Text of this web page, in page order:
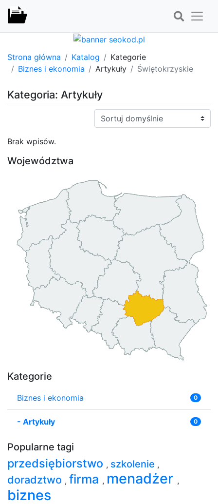
Strona główna Katalog
Kategorie
Biznes i ekonomia
Artykuły Świętokrzyskie
Kategoria: Artykuły
Sortuj:
Brak wpisów.
Województwa
Kategorie
Biznes i ekonomia 0
- Artykuły 0
Popularne tagi
przedsiębiorstwo , szkolenie ,
doradztwo , firma , menadżer ,
biznes